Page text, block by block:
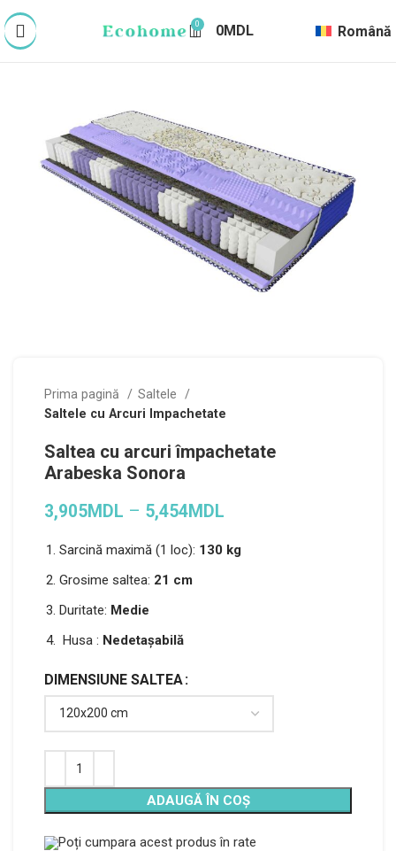
0 0MDL Română
Prima pagină
Saltele
Saltele cu Arcuri Impachetate
Saltea cu arcuri împachetate
Arabeska Sonora
3,905MDL – 5,454MDL
Sarcină maximă (1 loc): 130 kg
Grosime saltea: 21 cm
Duritate: Medie
Husa : Nedetașabilă
DIMENSIUNE SALTEA
ADAUGĂ ÎN COȘ
Poți cumpara acest produs în rate